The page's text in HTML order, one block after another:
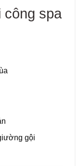
công spa
gội